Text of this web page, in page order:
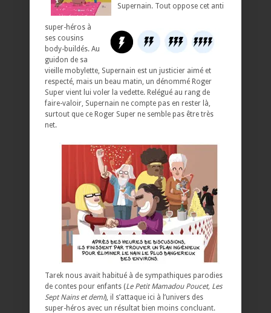
Supernain. Tout oppose cet anti
super-héros à
ses cousins
body-buildés. Au
guidon de sa
vieille mobylette, Supernain est un justicier aimé et
respecté, mais un beau matin, un dénommé Roger
Super vient lui voler la vedette. Relégué au rang de
faire-valoir, Supernain ne compte pas en rester là,
surtout que ce Roger Super ne semble pas être très
net.
Tarek nous avait habitué à de sympathiques parodies
de contes pour enfants (Le Petit Mamadou Poucet, Les
Sept Nains et demi), il s’attaque ici à l’univers des
super-héros avec un résultat bien moins concluant.